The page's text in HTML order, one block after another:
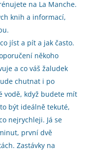
na La Manche.
knih a informací,
jíst a pít a jak často.
někoho
a co váš žaludek
chutnat i po
vodě, když budete mít
být ideálně tekuté,
nejrychleji. Já se
první dvě
Zastávky na